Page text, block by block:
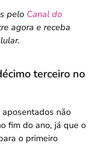
pelo Canal do
agora e receba
terceiro no
não
fim do ano, já que o
o primeiro